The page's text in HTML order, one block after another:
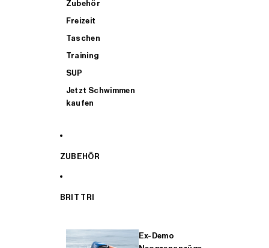
Zubehör
Freizeit
Taschen
Training
SUP
Jetzt Schwimmen
kaufen
ZUBEHÖR
BRIT TRI
Ex-Demo